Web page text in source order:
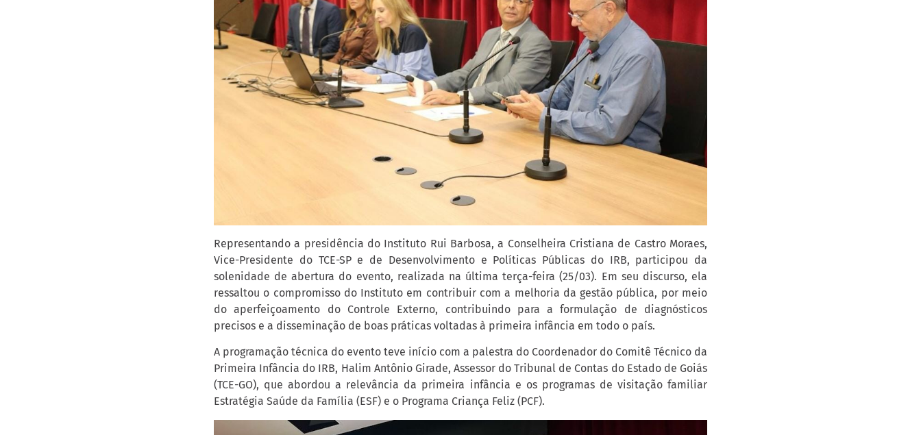
Representando a presidência do Instituto Rui Barbosa, a Conselheira Cristiana de Castro Moraes,
Vice-Presidente do TCE-SP e de Desenvolvimento e Políticas Públicas do IRB, participou da
solenidade de abertura do evento, realizada na última terça-feira (25/03). Em seu discurso, ela
ressaltou o compromisso do Instituto em contribuir com a melhoria da gestão pública, por meio
do aperfeiçoamento do Controle Externo, contribuindo para a formulação de diagnósticos
precisos e a disseminação de boas práticas voltadas à primeira infância em todo o país.
A programação técnica do evento teve início com a palestra do Coordenador do Comitê Técnico da
Primeira Infância do IRB, Halim Antônio Girade, Assessor do Tribunal de Contas do Estado de Goiás
(TCE-GO), que abordou a relevância da primeira infância e os programas de visitação familiar
Estratégia Saúde da Família (ESF) e o Programa Criança Feliz (PCF).